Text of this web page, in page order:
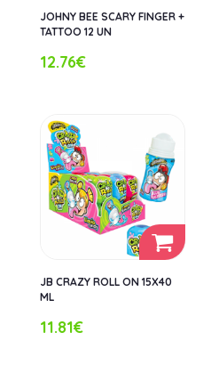
JOHNY BEE SCARY FINGER +
TATTOO 12 UN
12.76€
JB CRAZY ROLL ON 15X40
ML
11.81€